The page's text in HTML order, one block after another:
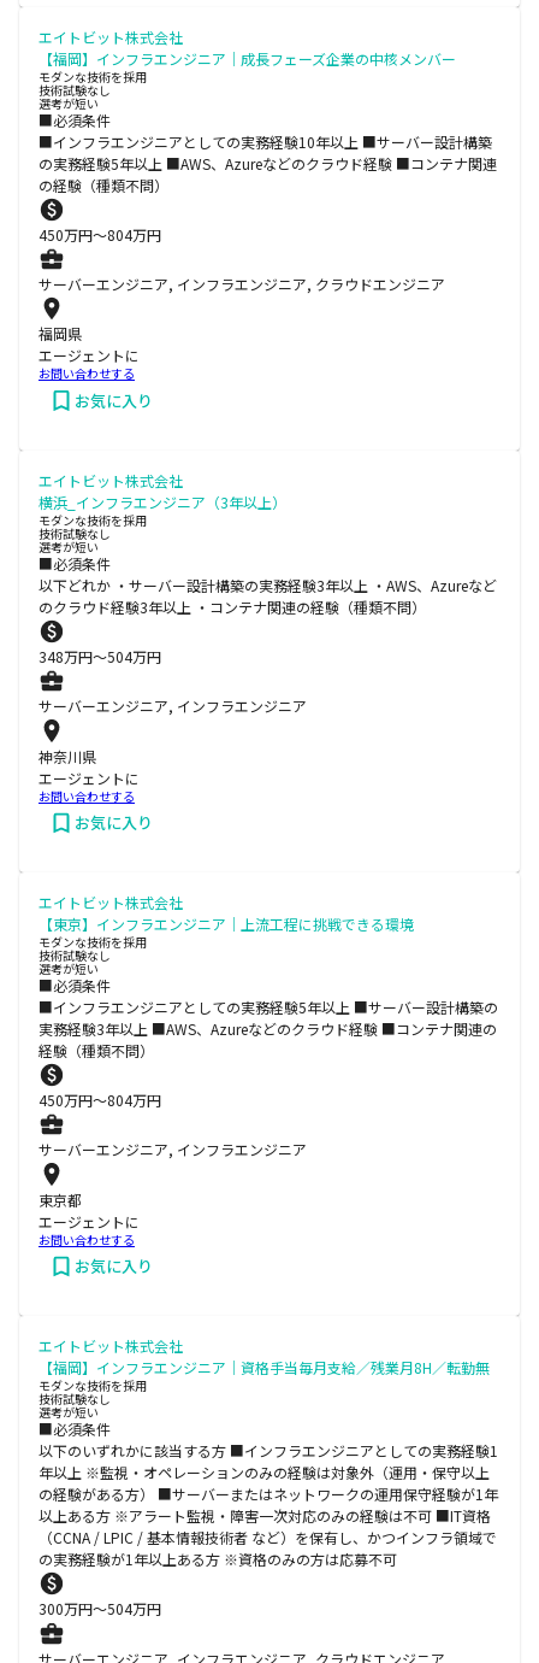
エイトビット株式会社
【福岡】インフラエンジニア｜成長フェーズ企業の中核メンバー
モダンな技術を採用
技術試験なし
選考が短い
■必須条件
■インフラエンジニアとしての実務経験10年以上 ■サーバー設計構築
の実務経験5年以上 ■AWS、Azureなどのクラウド経験 ■コンテナ関連
の経験（種類不問）
450万円〜804万円
サーバーエンジニア, インフラエンジニア, クラウドエンジニア
福岡県
エージェントに
お問い合わせする
お気に入り
エイトビット株式会社
横浜_インフラエンジニア（3年以上）
モダンな技術を採用
技術試験なし
選考が短い
■必須条件
以下どれか ・サーバー設計構築の実務経験3年以上 ・AWS、Azureなど
のクラウド経験3年以上 ・コンテナ関連の経験（種類不問）
348万円〜504万円
サーバーエンジニア, インフラエンジニア
神奈川県
エージェントに
お問い合わせする
お気に入り
エイトビット株式会社
【東京】インフラエンジニア｜上流工程に挑戦できる環境
モダンな技術を採用
技術試験なし
選考が短い
■必須条件
■インフラエンジニアとしての実務経験5年以上 ■サーバー設計構築の
実務経験3年以上 ■AWS、Azureなどのクラウド経験 ■コンテナ関連の
経験（種類不問）
450万円〜804万円
サーバーエンジニア, インフラエンジニア
東京都
エージェントに
お問い合わせする
お気に入り
エイトビット株式会社
【福岡】インフラエンジニア｜資格手当毎月支給／残業月8H／転勤無
モダンな技術を採用
技術試験なし
選考が短い
■必須条件
以下のいずれかに該当する方 ■インフラエンジニアとしての実務経験1
年以上 ※監視・オペレーションのみの経験は対象外（運用・保守以上
の経験がある方） ■サーバーまたはネットワークの運用保守経験が1年
以上ある方 ※アラート監視・障害一次対応のみの経験は不可 ■IT資格
（CCNA / LPIC / 基本情報技術者 など）を保有し、かつインフラ領域で
の実務経験が1年以上ある方 ※資格のみの方は応募不可
300万円〜504万円
サーバーエンジニア, インフラエンジニア, クラウドエンジニア